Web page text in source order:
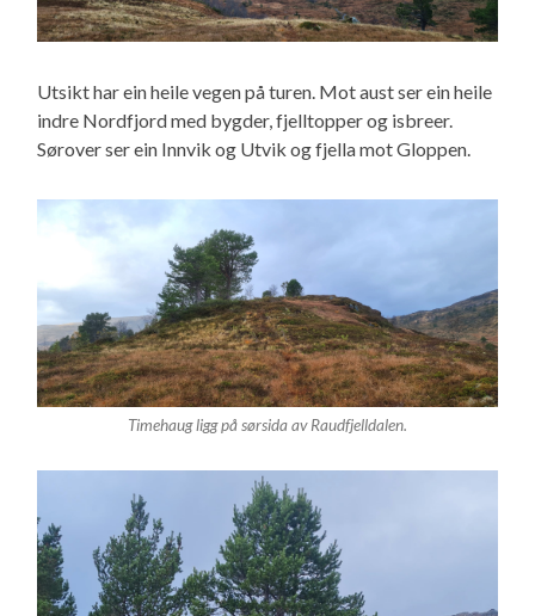
Utsikt har ein heile vegen på turen. Mot aust ser ein heile
indre Nordfjord med bygder, fjelltopper og isbreer.
Sørover ser ein Innvik og Utvik og fjella mot Gloppen.
Timehaug ligg på sørsida av Raudfjelldalen.